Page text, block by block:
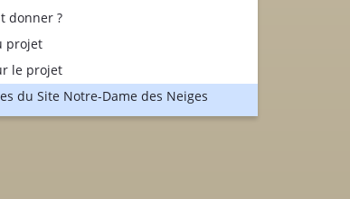
donner ?
projet
le projet
du Site Notre-Dame des Neiges